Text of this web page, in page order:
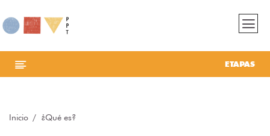
ETAPAS
Inicio ¿Qué es?